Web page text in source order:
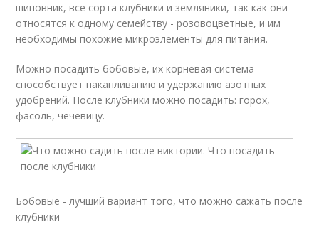
шиповник, все сорта клубники и земляники, так как они
относятся к одному семейству - розовоцветные, и им
необходимы похожие микроэлементы для питания.
Можно посадить бобовые, их корневая система
способствует накапливанию и удержанию азотных
удобрений. После клубники можно посадить: горох,
фасоль, чечевицу.
Бобовые - лучший вариант того, что можно сажать после
клубники